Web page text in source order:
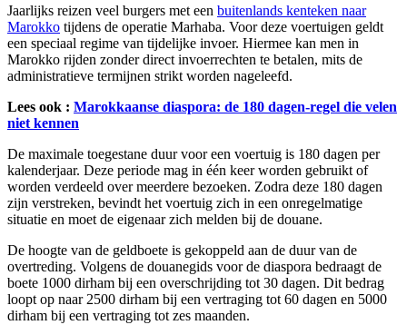
Jaarlijks reizen veel burgers met een buitenlands kenteken naar
Marokko tijdens de operatie Marhaba. Voor deze voertuigen geldt
een speciaal regime van tijdelijke invoer. Hiermee kan men in
Marokko rijden zonder direct invoerrechten te betalen, mits de
administratieve termijnen strikt worden nageleefd.
Lees ook : Marokkaanse diaspora: de 180 dagen-regel die velen
niet kennen
De maximale toegestane duur voor een voertuig is 180 dagen per
kalenderjaar. Deze periode mag in één keer worden gebruikt of
worden verdeeld over meerdere bezoeken. Zodra deze 180 dagen
zijn verstreken, bevindt het voertuig zich in een onregelmatige
situatie en moet de eigenaar zich melden bij de douane.
De hoogte van de geldboete is gekoppeld aan de duur van de
overtreding. Volgens de douanegids voor de diaspora bedraagt de
boete 1000 dirham bij een overschrijding tot 30 dagen. Dit bedrag
loopt op naar 2500 dirham bij een vertraging tot 60 dagen en 5000
dirham bij een vertraging tot zes maanden.